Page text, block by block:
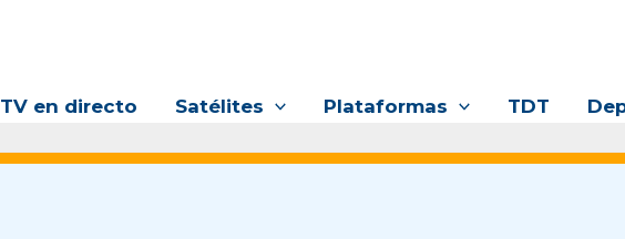
TV en directo Satélites Plataformas TDT